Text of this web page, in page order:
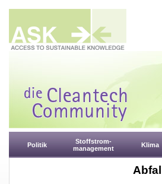
Politik
Stoffstrom-
management
Klima